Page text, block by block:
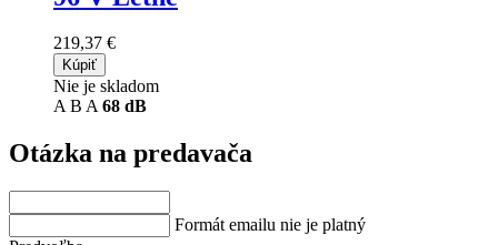
219,37 €
Kúpiť
Nie je skladom
A B A68 dB
Otázka na predavača
Formát emailu nie je platný